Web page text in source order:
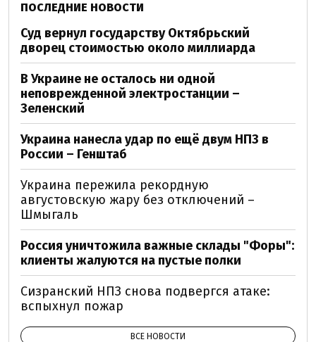
ПОСЛЕДНИЕ НОВОСТИ
Суд вернул государству Октябрьский
дворец стоимостью около миллиарда
В Украине не осталось ни одной
неповрежденной электростанции –
Зеленский
Украина нанесла удар по ещё двум НПЗ в
России – Генштаб
Украина пережила рекордную
августовскую жару без отключений –
Шмыгаль
Россия уничтожила важные склады "Форы":
клиенты жалуются на пустые полки
Сизранский НПЗ снова подвергся атаке:
вспыхнул пожар
ВСЕ НОВОСТИ